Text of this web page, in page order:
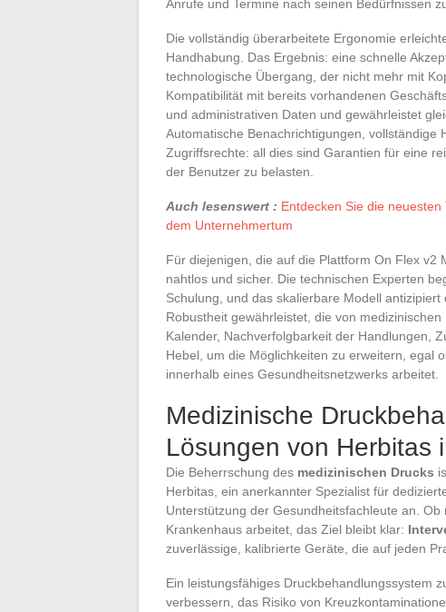
Anrufe und Termine nach seinen Bedürfnissen
Die vollständig überarbeitete Ergonomie
Handhabung. Das Ergebnis: eine schnelle
technologische Übergang, der nicht mehr mit
Kompatibilität mit bereits vorhandenen
und administrativen Daten und gewährleistet
Automatische Benachrichtigungen,
Zugriffsrechte: all dies sind Garantien für eine
der Benutzer zu belasten.
Auch lesenswert : Entdecken Sie die
dem Unternehmertum
Für diejenigen, die auf die Plattform On Flex
nahtlos und sicher. Die technischen Experten
Schulung, und das skalierbare Modell
Robustheit gewährleistet, die von
Kalender, Nachverfolgbarkeit der Handlungen,
Hebel, um die Möglichkeiten zu erweitern, egal
innerhalb eines Gesundheitsnetzwerks arbeitet.
Medizinische
Lösungen von Herbitas
Die Beherrschung des medizinischen Drucks
Herbitas, ein anerkannter Spezialist für
Unterstützung der Gesundheitsfachleute an.
Krankenhaus arbeitet, das Ziel bleibt klar:
zuverlässige, kalibrierte Geräte, die auf jeden
Ein leistungsfähiges Druckbehandlungssystem
verbessern, das Risiko von